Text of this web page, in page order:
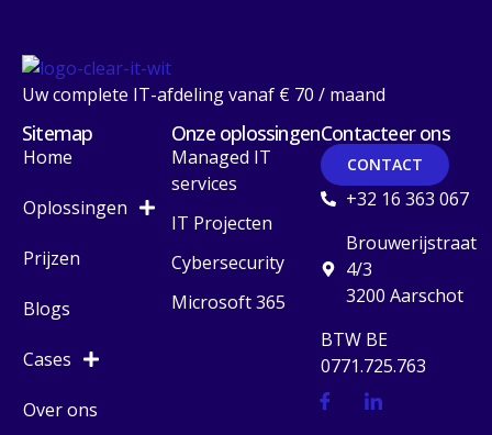
Uw complete IT-afdeling vanaf € 70 / maand
Sitemap
Home
Oplossingen
Prijzen
Blogs
Cases
Over ons
Onze oplossingen
Managed IT
services
IT Projecten
Cybersecurity
Microsoft 365
Contacteer ons
CONTACT
+32 16 363 067
Brouwerijstraat
4/3
3200 Aarschot
BTW BE
0771.725.763